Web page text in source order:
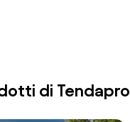
di Tendapro